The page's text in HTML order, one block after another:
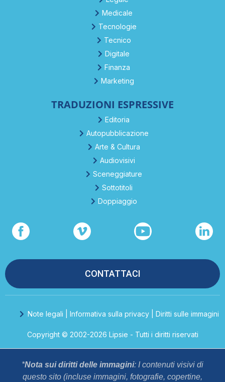
Medicale
Tecnologie
Tecnico
Digitale
Finanza
Marketing
TRADUZIONI ESPRESSIVE
Editoria
Autopubblicazione
Arte & Cultura
Audiovisivi
Sceneggiature
Sottotitoli
Doppiaggio
CONTATTACI
Copyright © 2002-2026 Lipsie - Tutti i diritti riservati
Note legali | Informativa sulla privacy | Diritti sulle immagini
*Nota sui diritti delle immagini: I contenuti visivi di
questo sito (incluse immagini, fotografie, copertine,